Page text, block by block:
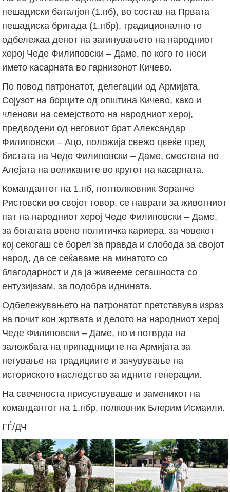
пешадиски баталјон (1.пб), во состав на Првата
пешадиска бригада (1.пбр), традиционално го
одбележаа денот на загинувањето на народниот
херој Чеде Филиповски – Даме, по кого го носи
името касарната во гарнизонот Кичево.
По повод патронатот, делегации од Армијата,
Сојузот на борците од општина Кичево, како и
членови на семејството на народниот херој,
предводени од неговиот брат Александар
Филиповски – Ацо, положија свежо цвеќе пред
бистата на Чеде Филиповски – Даме, сместена во
Алејата на великаните во кругот на касарната.
Командантот на 1.пб, потполковник Зоранче
Ристовски во својот говор, се наврати за животниот
пат на народниот херој Чеде Филиповски – Даме,
за богатата воено политичка кариера, за човекот
кој секогаш се борел за правда и слобода за својот
народ, да се сеќаваме на минатото со
благодарност и да ја живееме сегашноста со
ентузијазам, за подобра иднината.
Одбележувањето на патронатот претставува израз
на почит кон жртвата и делото на народниот херој
Чеде Филиповски – Даме, но и потврда на
заложбата на припадниците на Армијата за
негување на традициите и зачувување на
историското наследство за идните генерации.
На свеченоста присуствуваше и заменикот на
командантот на 1.пбр, полковник Блерим Исмаили.
ГЃ/ДЧ